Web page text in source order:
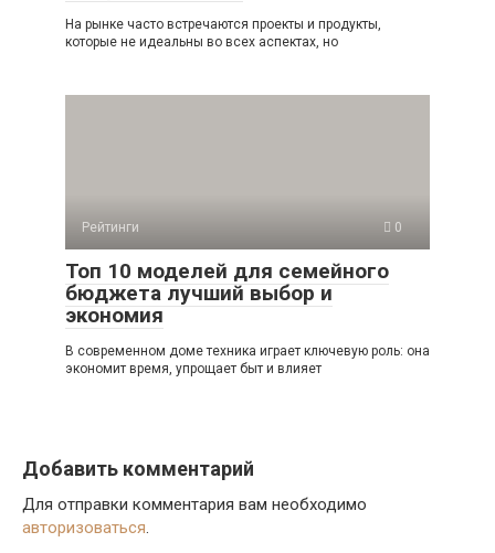
На рынке часто встречаются проекты и продукты,
которые не идеальны во всех аспектах, но
Рейтинги 0
Топ 10 моделей для семейного
бюджета лучший выбор и
экономия
В современном доме техника играет ключевую роль: она
экономит время, упрощает быт и влияет
Добавить комментарий
Для отправки комментария вам необходимо
авторизоваться